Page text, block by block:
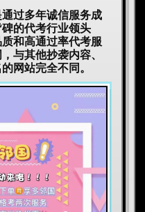
过多年诚信服务成
的代考行业领头
和高通过率代考服
与其他抄袭内容、
网站完全不同。